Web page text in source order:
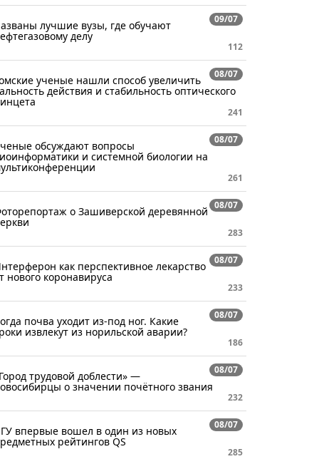
09/07
лучшие вузы, где обучают
делу
112
08/07
ученые нашли способ увеличить
действия и стабильность оптического
241
08/07
обсуждают вопросы
и системной биологии на
261
08/07
о Зашиверской деревянной
283
08/07
как перспективное лекарство
нового коронавируса
233
08/07
почва уходит из-под ног. Какие
извлекут из норильской аварии?
186
08/07
трудовой доблести» —
о значении почётного звания
232
08/07
впервые вошел в один из новых
рейтингов QS
285